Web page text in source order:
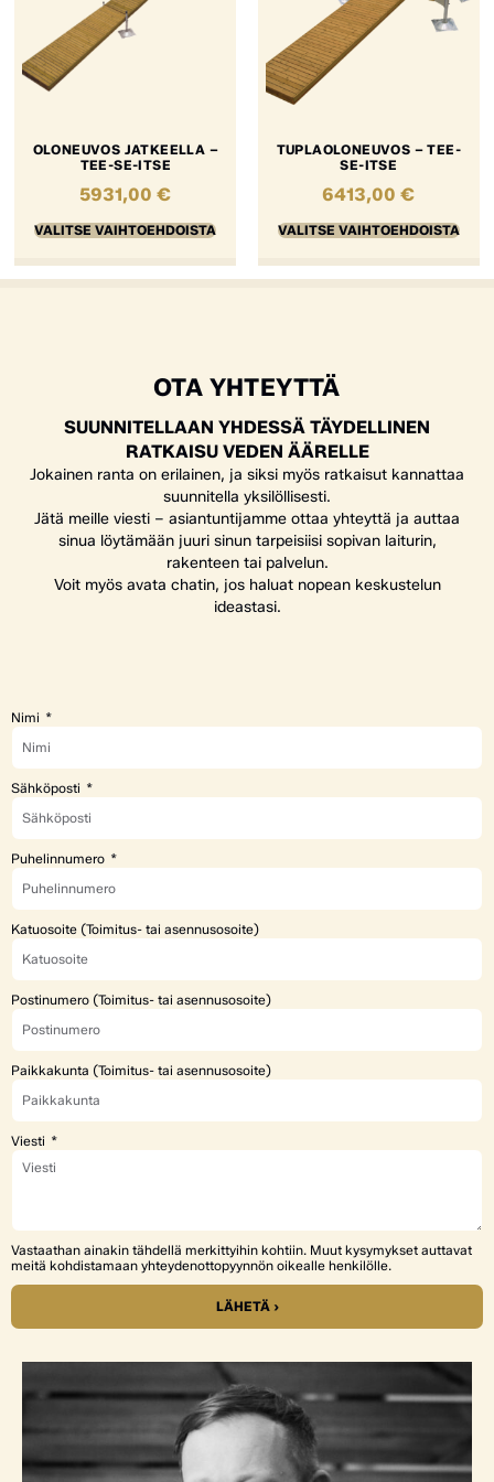
OLONEUVOS JATKEELLA –
TEE-SE-ITSE
5931,00€
VALITSE VAIHTOEHDOISTA
TUPLAOLONEUVOS – TEE-
SE-ITSE
6413,00€
VALITSE VAIHTOEHDOISTA
OTA YHTEYTTÄ
SUUNNITELLAAN YHDESSÄ TÄYDELLINEN
RATKAISU VEDEN ÄÄRELLE
Jokainen ranta on erilainen, ja siksi myös ratkaisut kannattaa
suunnitella yksilöllisesti.
Jätä meille viesti – asiantuntijamme ottaa yhteyttä ja auttaa
sinua löytämään juuri sinun tarpeisiisi sopivan laiturin,
rakenteen tai palvelun.
Voit myös avata chatin, jos haluat nopean keskustelun
ideastasi.
Nimi
Sähköposti
Puhelinnumero
Katuosoite (Toimitus- tai asennusosoite)
Postinumero (Toimitus- tai asennusosoite)
Paikkakunta (Toimitus- tai asennusosoite)
Viesti
Vastaathan ainakin tähdellä merkittyihin kohtiin. Muut kysymykset auttavat
meitä kohdistamaan yhteydenottopyynnön oikealle henkilölle.
LÄHETÄ ›